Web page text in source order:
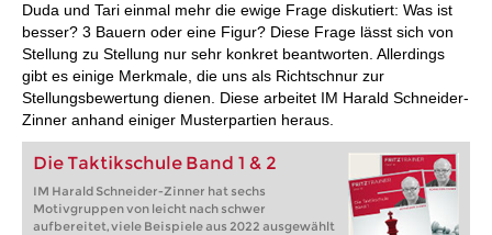
Duda und Tari einmal mehr die ewige Frage diskutiert: Was ist
besser? 3 Bauern oder eine Figur? Diese Frage lässt sich von
Stellung zu Stellung nur sehr konkret beantworten. Allerdings
gibt es einige Merkmale, die uns als Richtschnur zur
Stellungsbewertung dienen. Diese arbeitet IM Harald Schneider-
Zinner anhand einiger Musterpartien heraus.
Die Taktikschule Band 1 & 2
IM Harald Schneider-Zinner hat sechs
Motivgruppen von leicht nach schwer
aufbereitet, viele Beispiele aus 2022 ausgewählt